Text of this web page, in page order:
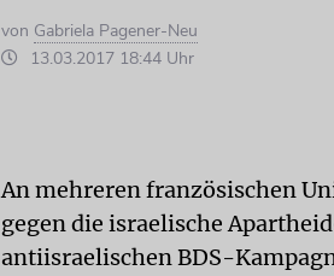
von Gabriela Pagener-Neu
13.03.2017 18:44 Uhr
An mehreren französischen
gegen die israelische
antiisraelischen BDS-